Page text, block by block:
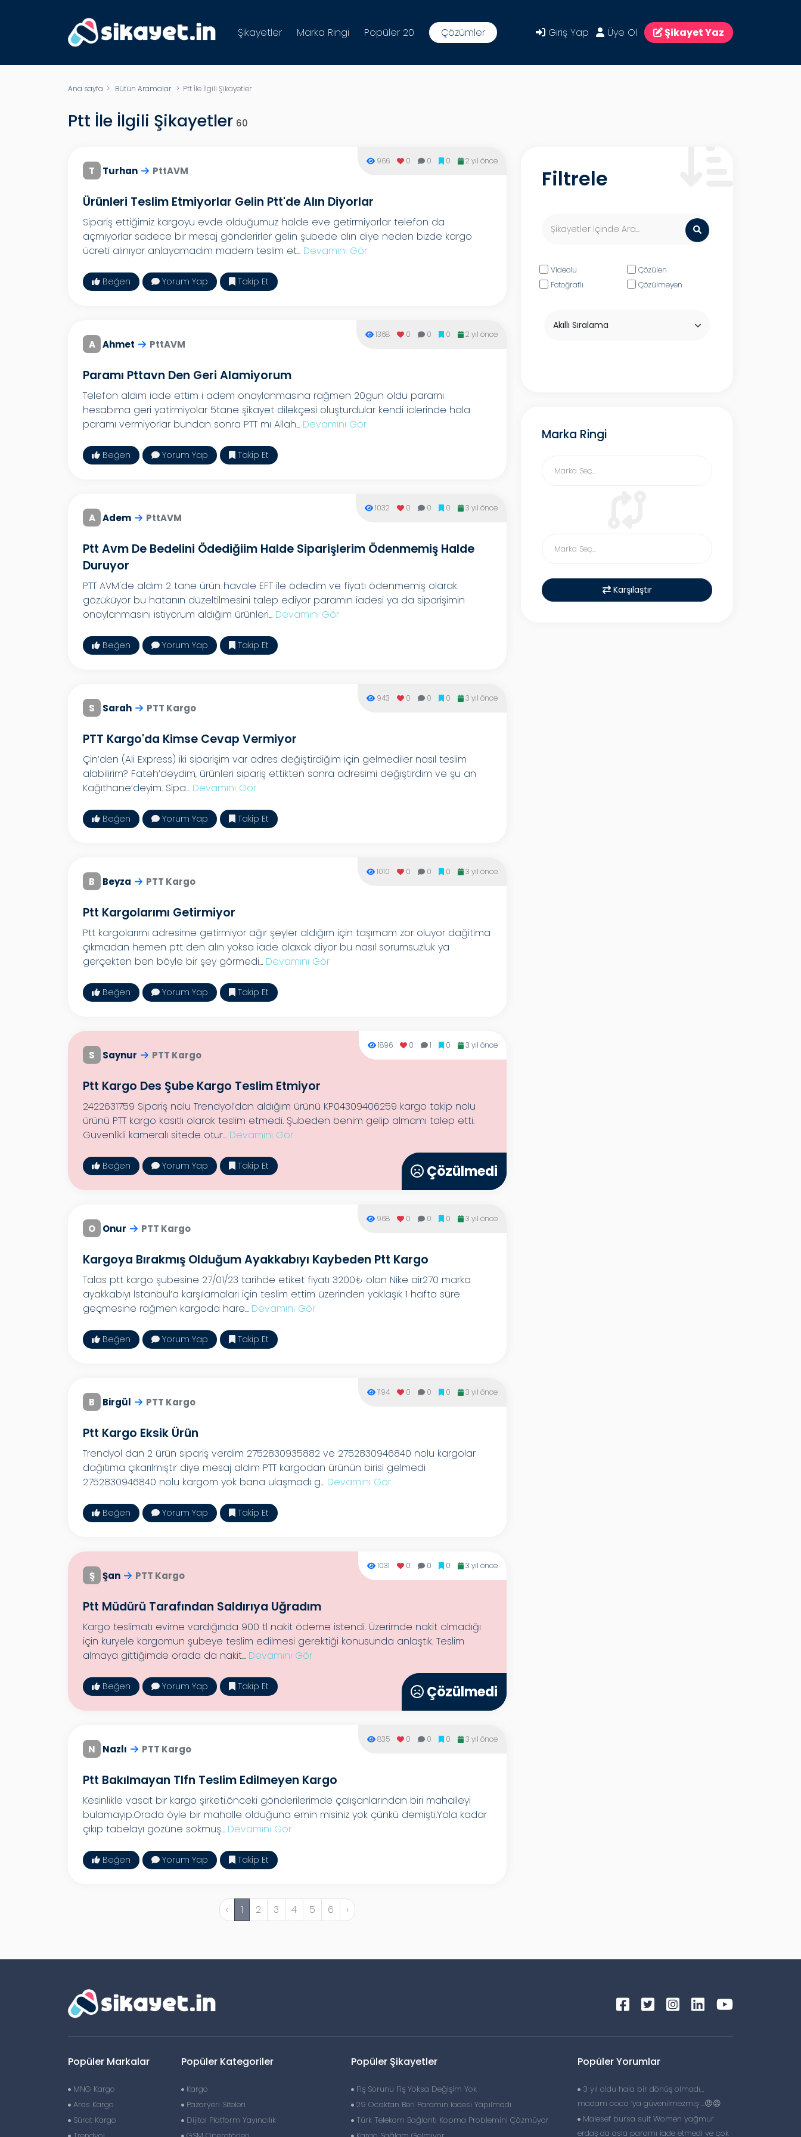
Şikayetler Marka Ringi Popüler 20 Çözümler Giriş Yap Üye Ol Şikayet Yaz
Ana sayfa > Bütün Aramalar> Ptt İle İlgili Şikayetler
Ptt İle İlgili Şikayetler 60
T Turhan PttAVM
Ürünleri Teslim Etmiyorlar Gelin Ptt'de Alın Diyorlar
966 0 0 0 2 yıl önce
Sipariş ettiğimiz kargoyu evde olduğumuz halde eve getirmiyorlar telefon da
açmıyorlar sadece bir mesaj gönderirler gelin şubede alın diye neden bizde kargo
ücreti alınıyor anlayamadım madem teslim et... Devamını Gör
Beğen Yorum Yap Takip Et
A Ahmet PttAVM
Paramı Pttavn Den Geri Alamiyorum
1368 0 0 0 2 yıl önce
Telefon aldım iade ettim i adem onaylanmasına rağmen 20gun oldu paramı
hesabıma geri yatirmiyolar 5tane şikayet dilekçesi oluşturdular kendi iclerinde hala
paramı vermiyorlar bundan sonra PTT mı Allah... Devamını Gör
Beğen Yorum Yap Takip Et
A Adem PttAVM
Ptt Avm De Bedelini Ödediğiim Halde Siparişlerim Ödenmemiş Halde
Duruyor
1032 0 0 0 3 yıl önce
PTT AVM'de aldım 2 tane ürün havale EFT ile ödedim ve fiyatı ödenmemiş olarak
gözüküyor bu hatanın düzeltilmesini talep ediyor paramın iadesi ya da siparişimin
onaylanmasını istiyorum aldığım ürünleri... Devamını Gör
Beğen Yorum Yap Takip Et
S Sarah PTT Kargo
PTT Kargo'da Kimse Cevap Vermiyor
943 0 0 0 3 yıl önce
Çin’den (Ali Express) iki siparişim var adres değiştirdiğim için gelmediler nasıl teslim
alabilirim? Fateh’deydim, ürünleri sipariş ettikten sonra adresimi değiştirdim ve şu an
Kağıthane’deyim. Sipa... Devamını Gör
Beğen Yorum Yap Takip Et
B Beyza PTT Kargo
Ptt Kargolarımı Getirmiyor
1010 0 0 0 3 yıl önce
Ptt kargolarımı adresime getirmiyor ağır şeyler aldığım için taşımam zor oluyor dağitima
çıkmadan hemen ptt den alın yoksa iade olaxak diyor bu nasıl sorumsuzluk ya
gerçekten ben böyle bir şey görmedi... Devamını Gör
Beğen Yorum Yap Takip Et
S Saynur PTT Kargo
Ptt Kargo Des Şube Kargo Teslim Etmiyor
1896 0 1 0 3 yıl önce
2422631759 Sipariş nolu Trendyol’dan aldığım ürünü KP04309406259 kargo takip nolu
ürünü PTT kargo kasıtlı olarak teslim etmedi. Şubeden benim gelip almamı talep etti.
Güvenlikli kameralı sitede otur... Devamını Gör
Beğen Yorum Yap Takip Et Çözülmedi
Çözülmedi
O Onur PTT Kargo
Kargoya Bırakmış Olduğum Ayakkabıyı Kaybeden Ptt Kargo
968 0 0 0 3 yıl önce
Talas ptt kargo şubesine 27/01/23 tarihde etiket fiyatı 3200₺ olan Nike air270 marka
ayakkabıyı İstanbul’a karşılamaları için teslim ettim üzerinden yaklaşık 1 hafta süre
geçmesine rağmen kargoda hare... Devamını Gör
Beğen Yorum Yap Takip Et
B Birgül PTT Kargo
Ptt Kargo Eksik Ürün
1194 0 0 0 3 yıl önce
Trendyol dan 2 ürün sipariş verdim 2752830935882 ve 2752830946840 nolu kargolar
dağıtıma çıkarılmıştır diye mesaj aldım PTT kargodan ürünün birisi gelmedi
2752830946840 nolu kargom yok bana ulaşmadı g... Devamını Gör
Beğen Yorum Yap Takip Et
Ş Şan PTT Kargo
Ptt Müdürü Tarafından Saldırıya Uğradım
1031 0 0 0 3 yıl önce
Kargo teslimatı evime vardığında 900 tl nakit ödeme istendi. Üzerimde nakit olmadığı
için kuryele kargomun şubeye teslim edilmesi gerektiği konusunda anlaştık. Teslim
almaya gittiğimde orada da nakit... Devamını Gör
Beğen Yorum Yap Takip Et Çözülmedi
Çözülmedi
N Nazlı PTT Kargo
Ptt Bakılmayan Tlfn Teslim Edilmeyen Kargo
835 0 0 0 3 yıl önce
Kesinlikle vasat bir kargo şirketi.önceki gönderilerimde çalışanlarından biri mahalleyi
bulamayıp.Orada öyle bir mahalle olduğuna emin misiniz yok çünkü demişti.Yola kadar
çıkıp tabelayı gözüne sokmuş... Devamını Gör
Beğen Yorum Yap Takip Et
‹ 1 2 3 4 5 6 ›
Filtrele
Videolu
Çözülen
Fotoğraflı
Çözülmeyen
Marka Ringi
Karşılaştır
Popüler Markalar
MNG Kargo
Aras Kargo
Sürat Kargo
Popüler Kategoriler
Kargo
Pazaryeri Siteleri
Dijital Platform Yayıncılık
Popüler Şikayetler
Fiş Sorunu Fiş Yoksa Değişim Yok
29 Ocaktan Beri Paramın Iadesi Yapılmadı
Türk Telekom Bağlantı Kopma Problemini Çözmüyor
Popüler Yorumlar
3 yıl oldu hala bir dönüş olmadı…
madam coco ‘ya güvenilmezmiş …😡😡
Malesef bursa suit Women yağmur
erdaş da asla paramı iade etmedi ve çok